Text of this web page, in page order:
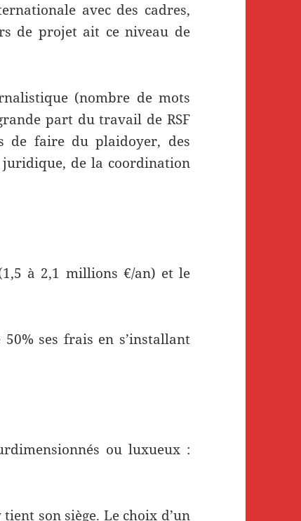
avec des cadres,
de projet ait ce niveau de
(nombre de mots
part du travail de RSF
de faire du plaidoyer, des
de la coordination
à 2,1 millions €/an) et le
ses frais en s’installant
ou luxueux :
son siège. Le choix d’un